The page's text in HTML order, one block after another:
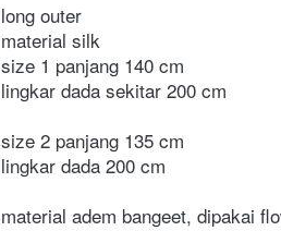
long outer
material silk
size 1 panjang 140 cm
lingkar dada sekitar 200 cm
size 2 panjang 135 cm
lingkar dada 200 cm
material adem bangeet, dipakai